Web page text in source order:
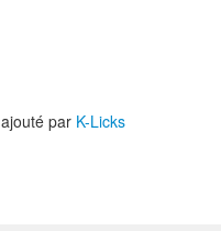
ajouté par K-Licks